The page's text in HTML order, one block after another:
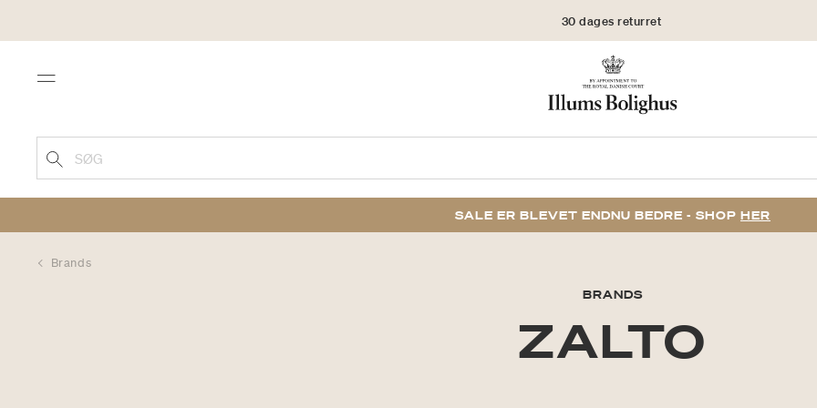
30 dages returret
Menu
SØG
SALE ER BLEVET ENDNU BEDRE - SHOP HER
Brands
BRANDS
ZALTO